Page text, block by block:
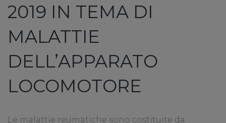
2019 IN TEMA DI
MALATTIE
DELL’APPARATO
LOCOMOTORE
Le malattie reumatiche sono costituite da